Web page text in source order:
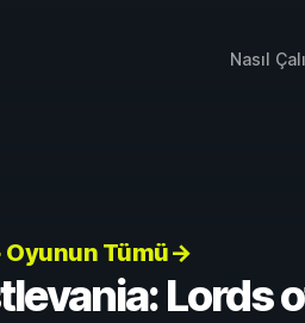
Nasıl
Oyunun Tümü→
Lords